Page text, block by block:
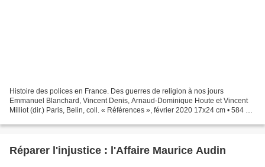
Histoire des polices en France. Des guerres de religion à nos jours
Emmanuel Blanchard, Vincent Denis, Arnaud-Dominique Houte et Vincent
Milliot (dir.) Paris, Belin, coll. « Références », février 2020 17x24 cm • 584 p.
Réparer l'injustice : l'Affaire Maurice Audin